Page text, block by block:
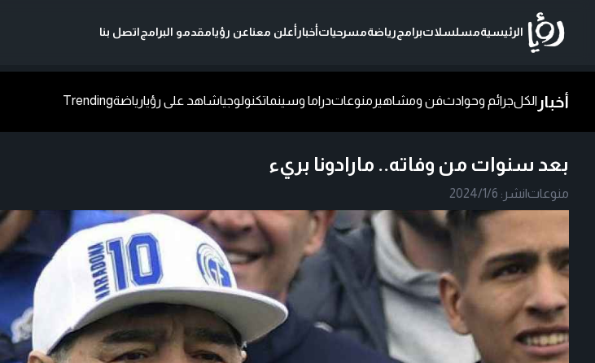
الرئيسيةمسلسلاتبرامجرياضةمسرحياتأخبارأعلن معناعن رؤيامقدمو البرامجاتصل بنا
أخبار الكلجرائم وحوادثفن ومشاهير منوعاتدراما وسينماتكنولوجياشاهد على رؤيارياضةTrending
بعد سنوات من وفاته.. مارادونا بريء
منوعات|نشر: 2024/1/6